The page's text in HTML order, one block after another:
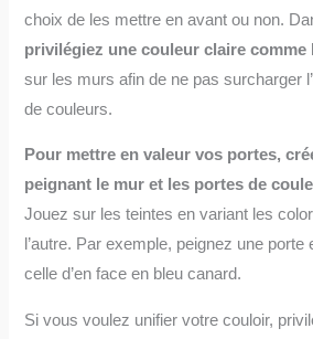
choix de les mettre en avant ou non.
privilégiez une couleur claire comme
sur les murs afin de ne pas surcharger
de couleurs.
Pour mettre en valeur vos portes,
peignant le mur et les portes de
Jouez sur les teintes en variant les
l’autre. Par exemple, peignez une porte
celle d’en face en bleu canard.
Si vous voulez unifier votre couloir,